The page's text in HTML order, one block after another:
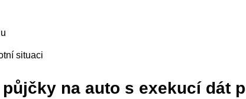
situaci
na auto s exekucí dát